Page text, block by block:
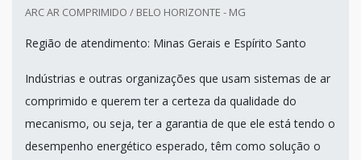
ARC AR COMPRIMIDO / BELO HORIZONTE - MG
Região de atendimento: Minas Gerais e Espírito Santo
Indústrias e outras organizações que usam sistemas de ar
comprimido e querem ter a certeza da qualidade do
mecanismo, ou seja, ter a garantia de que ele está tendo o
desempenho energético esperado, têm como solução o